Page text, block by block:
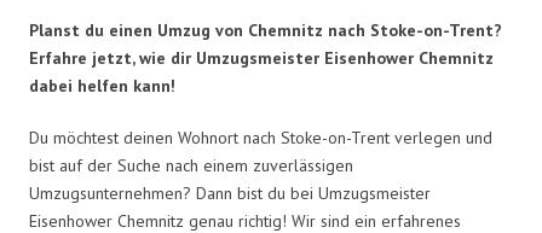
Planst du einen Umzug von Chemnitz nach Stoke-on-Trent?
Erfahre jetzt, wie dir Umzugsmeister Eisenhower Chemnitz
dabei helfen kann!
Du möchtest deinen Wohnort nach Stoke-on-Trent verlegen und
bist auf der Suche nach einem zuverlässigen
Umzugsunternehmen? Dann bist du bei Umzugsmeister
Eisenhower Chemnitz genau richtig! Wir sind ein erfahrenes